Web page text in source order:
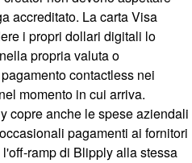
accreditato. La carta Visa
i propri dollari digitali lo
propria valuta o
contactless nei
momento in cui arriva.
copre anche le spese aziendali
pagamenti ai fornitori
ramp di Blipply alla stessa